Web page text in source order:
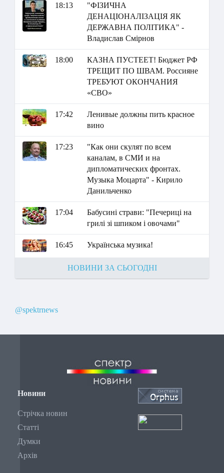
18:13
"ФІЗИЧНА
ДЕНАЦІОНАЛІЗАЦІЯ ЯК
ДЕРЖАВНА ПОЛІТИКА" -
Владислав Смірнов
18:00
КАЗНА ПУСТЕЕТ! Бюджет РФ
ТРЕЩИТ ПО ШВАМ. Россияне
ТРЕБУЮТ ОКОНЧАНИЯ
«СВО»
17:42
Ленивые должны пить красное
вино
17:23
"Как они скулят по всем
каналам, в СМИ и на
дипломатических фронтах.
Музыка Моцарта" - Кирило
Данильченко
17:04
Бабусині страви: "Печериці на
грилі зі шпиком і овочами"
16:45 Українська музика!
НОВИНИ ЗА СЬОГОДНІ
@spektrnews
Новини
Стрічка новин
Статті
Думки
Архів